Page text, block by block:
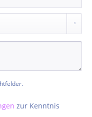
zur Kenntnis